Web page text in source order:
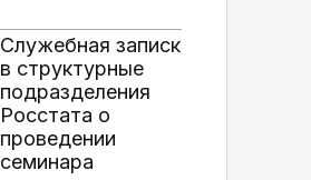
Служебная записка
в структурные
подразделения
Росстата о
проведении
семинара